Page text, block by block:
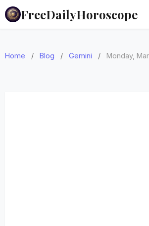
FreeDailyHoroscope
Home / Blog / Gemini / Monday,